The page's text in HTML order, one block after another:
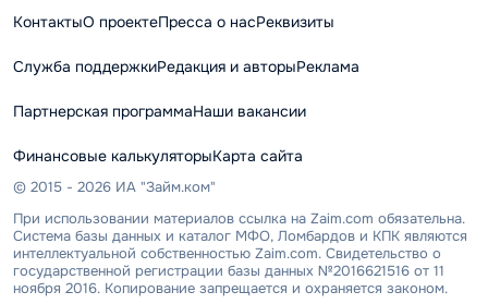
КонтактыО проектеПресса о насРеквизиты
Служба поддержкиРедакция и авторыРеклама
Партнерская программаНаши вакансии
Финансовые калькуляторыКарта сайта
© 2015 - 2026 ИА "Займ.ком"
При использовании материалов ссылка на Zaim.com обязательна.
Система базы данных и каталог МФО, Ломбардов и КПК являются
интеллектуальной собственностью Zaim.com. Свидетельство о
государственной регистрации базы данных №2016621516 от 11
ноября 2016. Копирование запрещается и охраняется законом.